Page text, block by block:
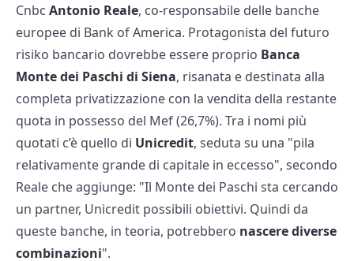
Cnbc Antonio Reale, co-responsabile delle banche
europee di Bank of America. Protagonista del futuro
risiko bancario dovrebbe essere proprio Banca
Monte dei Paschi di Siena, risanata e destinata alla
completa privatizzazione con la vendita della restante
quota in possesso del Mef (26,7%). Tra i nomi più
quotati c’è quello di Unicredit, seduta su una "pila
relativamente grande di capitale in eccesso", secondo
Reale che aggiunge: "Il Monte dei Paschi sta cercando
un partner, Unicredit possibili obiettivi. Quindi da
queste banche, in teoria, potrebbero nascere diverse
combinazioni".